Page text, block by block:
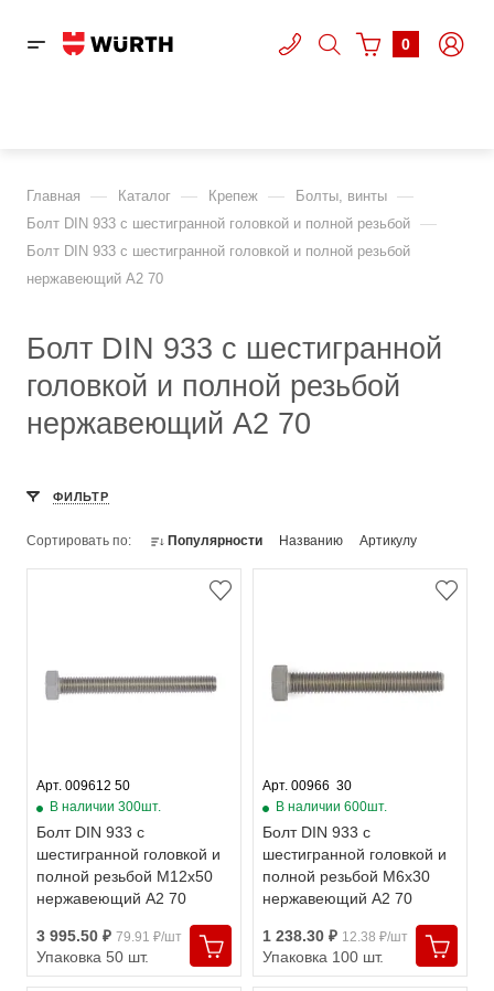
0
Главная — Каталог — Крепеж — Болты, винты —
Болт DIN 933 с шестигранной головкой и полной резьбой —
Болт DIN 933 с шестигранной головкой и полной резьбой
нержавеющий А2 70
Болт DIN 933 с шестигранной
головкой и полной резьбой
нержавеющий А2 70
ФИЛЬТР
Сортировать по: Популярности Названию Артикулу
Арт. 009612 50
В наличии 300шт.
Болт DIN 933 с
шестигранной головкой и
полной резьбой М12х50
нержавеющий А2 70
3 995.50 ₽ 79.91 ₽/шт
Упаковка 50 шт.
Арт. 00966  30
В наличии 600шт.
Болт DIN 933 с
шестигранной головкой и
полной резьбой М6х30
нержавеющий А2 70
1 238.30 ₽ 12.38 ₽/шт
Упаковка 100 шт.